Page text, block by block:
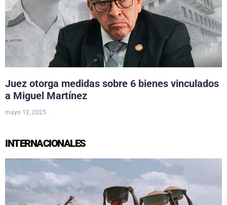
Juez otorga medidas sobre 6 bienes vinculados
a Miguel Martínez
mayo 12, 2025
INTERNACIONALES